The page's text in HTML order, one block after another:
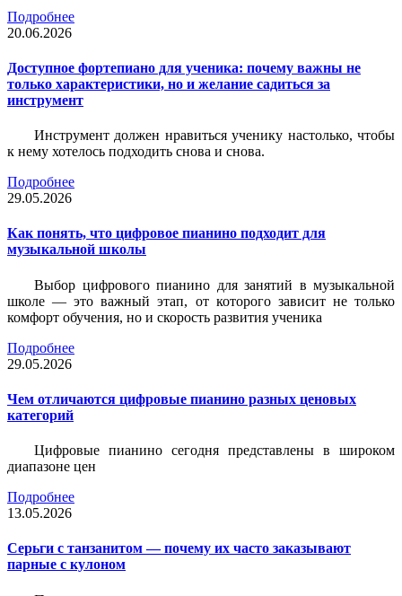
Подробнее
20.06.2026
Доступное фортепиано для ученика: почему важны не
только характеристики, но и желание садиться за
инструмент
Инструмент должен нравиться ученику настолько, чтобы
к нему хотелось подходить снова и снова.
Подробнее
29.05.2026
Как понять, что цифровое пианино подходит для
музыкальной школы
Выбор цифрового пианино для занятий в музыкальной
школе — это важный этап, от которого зависит не только
комфорт обучения, но и скорость развития ученика
Подробнее
29.05.2026
Чем отличаются цифровые пианино разных ценовых
категорий
Цифровые пианино сегодня представлены в широком
диапазоне цен
Подробнее
13.05.2026
Серьги с танзанитом — почему их часто заказывают
парные с кулоном